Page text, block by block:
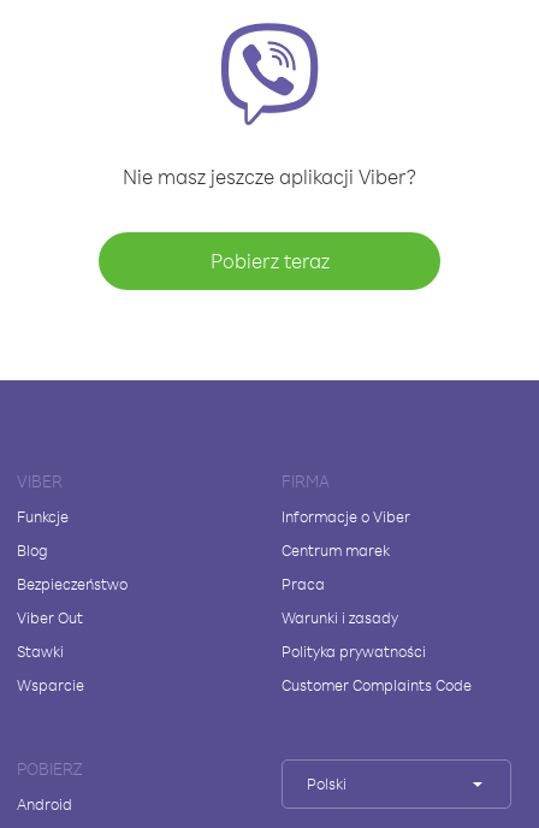
Nie masz jeszcze aplikacji Viber?
Pobierz teraz
VIBER
Funkcje
Blog
Bezpieczeństwo
Viber Out
Stawki
Wsparcie
FIRMA
Informacje o Viber
Centrum marek
Praca
Warunki i zasady
Polityka prywatności
Customer Complaints Code
POBIERZ
Android
Polski